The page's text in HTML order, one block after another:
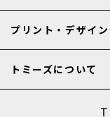
プリント・デザイン
トミーズについて